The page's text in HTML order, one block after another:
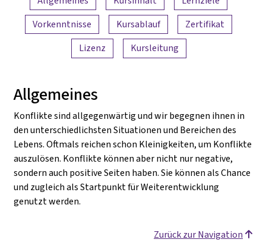
Vorkenntnisse
Kursablauf
Zertifikat
Lizenz
Kursleitung
Allgemeines
Konflikte sind allgegenwärtig und wir begegnen ihnen in
den unterschiedlichsten Situationen und Bereichen des
Lebens. Oftmals reichen schon Kleinigkeiten, um Konflikte
auszulösen. Konflikte können aber nicht nur negative,
sondern auch positive Seiten haben. Sie können als Chance
und zugleich als Startpunkt für Weiterentwicklung
genutzt werden.
Zurück zur Navigation